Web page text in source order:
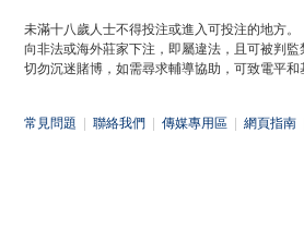
未滿十八歲人士不得投注或進入可投注的地方。
向非法或海外莊家下注，即屬違法，且可被判監
切勿沉迷賭博，如需尋求輔導協助，可致電平和
常見問題 聯絡我們 傳媒專用區 網頁指南